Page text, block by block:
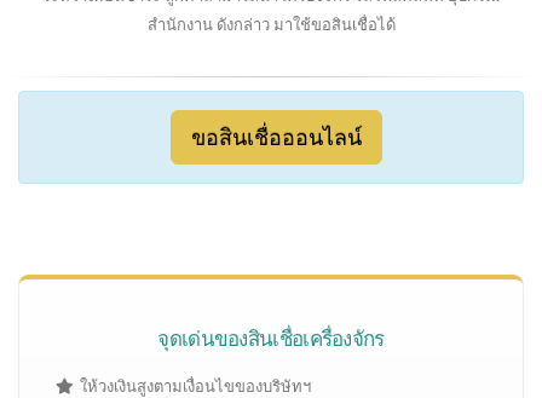
สำนักงาน ดังกล่าว มาใช้ขอสินเชื่อได้
ขอสินเชื่อออนไลน์
จุดเด่นของสินเชื่อเครื่องจักร
ให้วงเงินสูงตามเงื่อนไขของบริษัทฯ